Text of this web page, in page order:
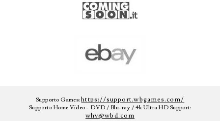
Supporto Games:https://support.wbgames.com/
Supporto Home Video - DVD / Blu-ray / 4k Ultra HD Support:
whv@wbd.com